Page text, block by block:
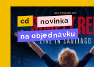
cd novinka
na objednávku